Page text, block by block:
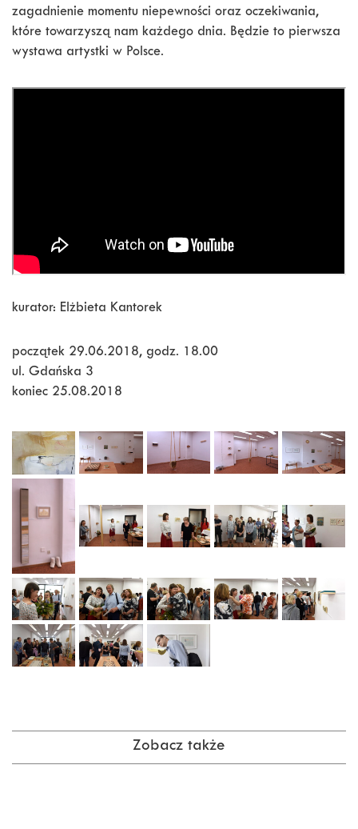
zagadnienie momentu niepewności oraz oczekiwania,
które towarzyszą nam każdego dnia. Będzie to pierwsza
wystawa artystki w Polsce.
kurator: Elżbieta Kantorek
początek 29.06.2018, godz. 18.00
ul. Gdańska 3
koniec 25.08.2018
Zobacz także